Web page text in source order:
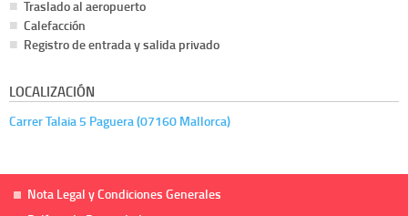
Traslado al aeropuerto
Calefacción
Registro de entrada y salida privado
LOCALIZACIÓN
Carrer Talaia 5 Paguera (07160 Mallorca)
Nota Legal y Condiciones Generales